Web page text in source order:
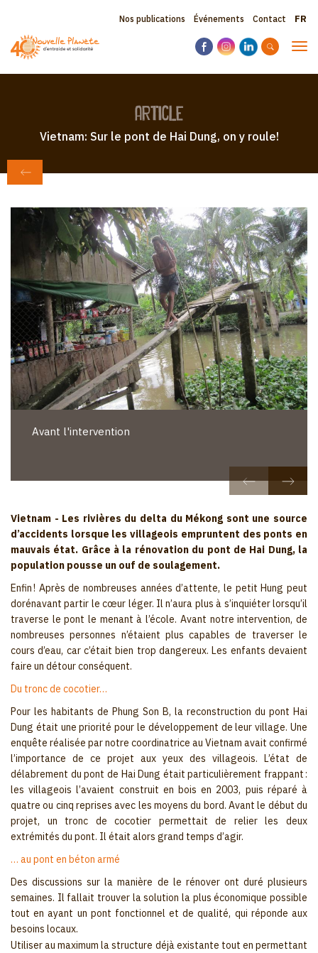
contenu
principal
Topbar
Nos publications Événements Contact
article
Vietnam: Sur le pont de Hai Dung, on y roule!
Avant l'intervention
Vietnam - Les rivières du delta du Mékong sont une source
d’accidents lorsque les villageois empruntent des ponts en
mauvais état. Grâce à la rénovation du pont de Hai Dung, la
population pousse un ouf de soulagement.
Enfin ! Après de nombreuses années d’attente, le petit Hung peut
dorénavant partir le cœur léger. Il n’aura plus à s’inquiéter lorsqu’il
traverse le pont le menant à l’école. Avant notre intervention, de
nombreuses personnes n’étaient plus capables de traverser le
cours d’eau, car c’était bien trop dan­gereux. Les enfants devaient
faire un détour conséquent.
Du tronc de cocotier…
Pour les habitants de Phung Son B, la reconstruction du pont Hai
Dung était une priorité pour le développement de leur village. Une
enquête réalisée par notre coordinatrice au Vietnam avait confirmé
l’importance de ce projet aux yeux des villageois. L’état de
délabrement du pont de Hai Dung était particulièrement frappant :
les villageois l’avaient construit en bois en 2003, puis réparé à
quatre ou cinq reprises avec les moyens du bord. Avant le début du
projet, un tronc de cocotier permettait de relier les deux
extrémités du pont. Il était alors grand temps d’agir.
… au pont en béton armé
Des discussions sur la manière de le rénover ont duré plusieurs
semaines. Il fallait trouver la solution la plus économique possible
tout en ayant un pont fonctionnel et de qualité, qui réponde aux
besoins locaux.
Utiliser au maximum la structure déjà existante tout en permettant